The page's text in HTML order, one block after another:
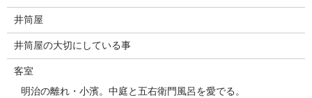
井筒屋
井筒屋の大切にしている事
客室
明治の離れ・小濱。中庭と五右衛門風呂を愛でる。